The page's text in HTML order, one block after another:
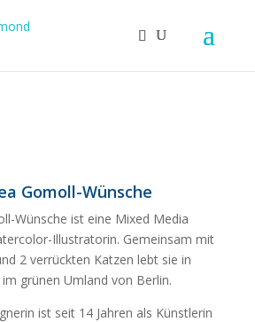
Gomoll-Wünsche
Wünsche ist eine Mixed Media
Illustratorin. Gemeinsam mit
2 verrückten Katzen lebt sie in
im grünen Umland von Berlin.
ist seit 14 Jahren als Künstlerin